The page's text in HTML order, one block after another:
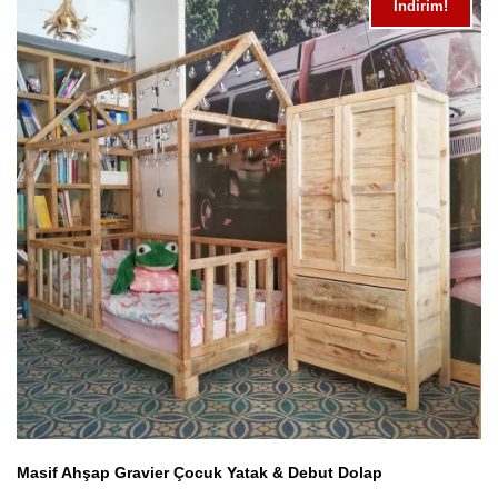
İndirim!
Masif Ahşap Gravier Çocuk Yatak & Debut Dolap